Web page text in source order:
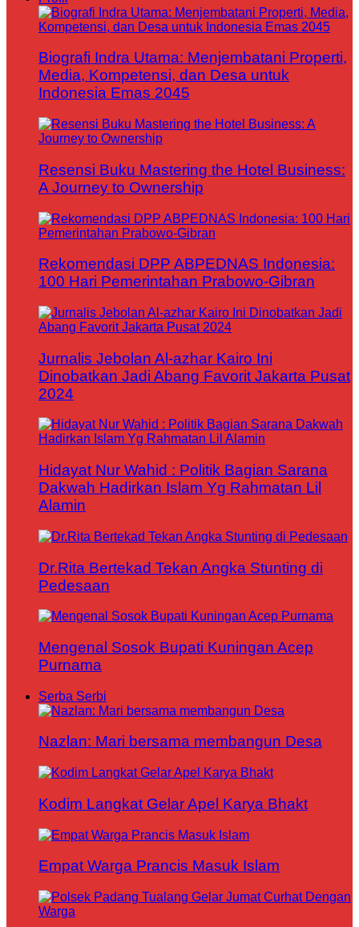
Biografi Indra Utama: Menjembatani Properti,
Media, Kompetensi, dan Desa untuk
Indonesia Emas 2045
Resensi Buku Mastering the Hotel Business:
A Journey to Ownership
Rekomendasi DPP ABPEDNAS Indonesia:
100 Hari Pemerintahan Prabowo-Gibran
Jurnalis Jebolan Al-azhar Kairo Ini
Dinobatkan Jadi Abang Favorit Jakarta Pusat
2024
Hidayat Nur Wahid : Politik Bagian Sarana
Dakwah Hadirkan Islam Yg Rahmatan Lil
Alamin
Dr.Rita Bertekad Tekan Angka Stunting di
Pedesaan
Mengenal Sosok Bupati Kuningan Acep
Purnama
Serba Serbi
Nazlan: Mari bersama membangun Desa
Kodim Langkat Gelar Apel Karya Bhakt
Empat Warga Prancis Masuk Islam